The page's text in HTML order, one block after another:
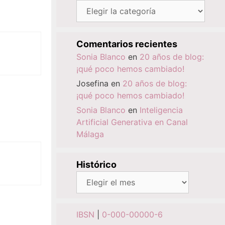
Categorías
Comentarios recientes
Sonia Blanco en 20 años de blog:
¡qué poco hemos cambiado!
Josefina en 20 años de blog:
¡qué poco hemos cambiado!
Sonia Blanco en Inteligencia
Artificial Generativa en Canal
Málaga
Histórico
Histórico
IBSN 0-000-00000-6